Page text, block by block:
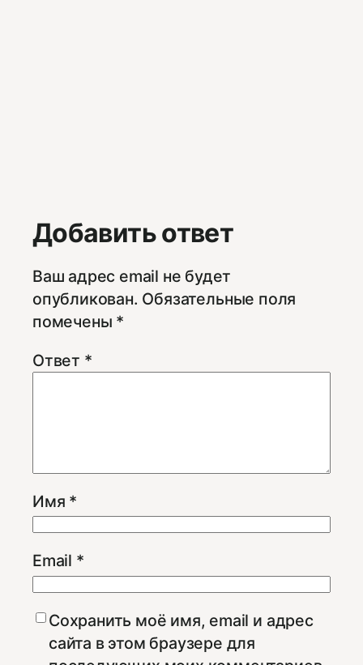
Добавить ответ
Ваш адрес email не будет
опубликован. Обязательные поля
помечены *
Ответ *
Имя *
Email *
Сохранить моё имя, email и адрес
сайта в этом браузере для